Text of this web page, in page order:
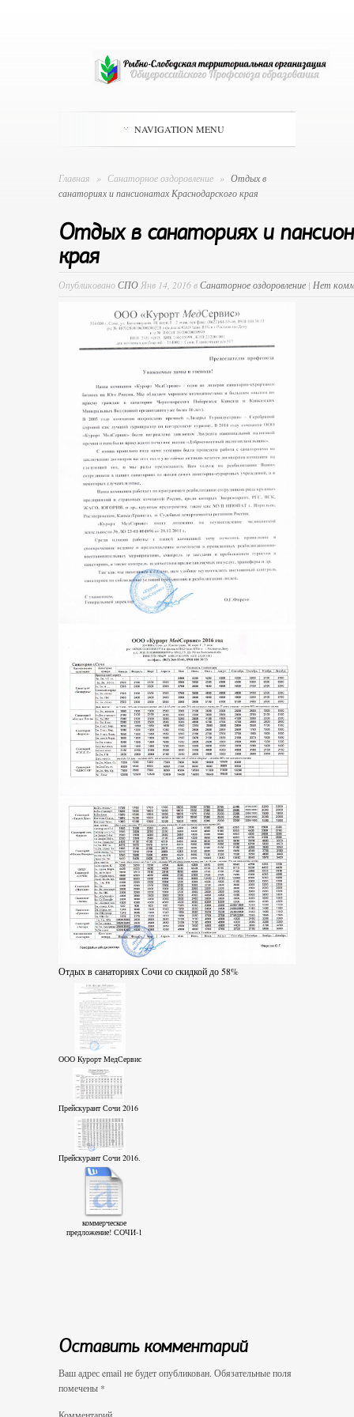
NAVIGATION MENU
Главная » Санаторное оздоровление » Отдых в
санаториях и пансионатах Краснодарского края
Отдых в санаториях и
края
ОпубликованоСПОЯнв 14, 2016 вСанаторное оздоровление | Нет
Отдых в санаториях Сочи со скидкой до 58%
ООО Курорт МедСервис
Прейскурант Сочи 2016
Прейскурант Сочи 2016.
коммерческое
предложение! СОЧИ-1
Оставить комментарий
Ваш адрес email не будет опубликован. Обязательные поля
помечены *